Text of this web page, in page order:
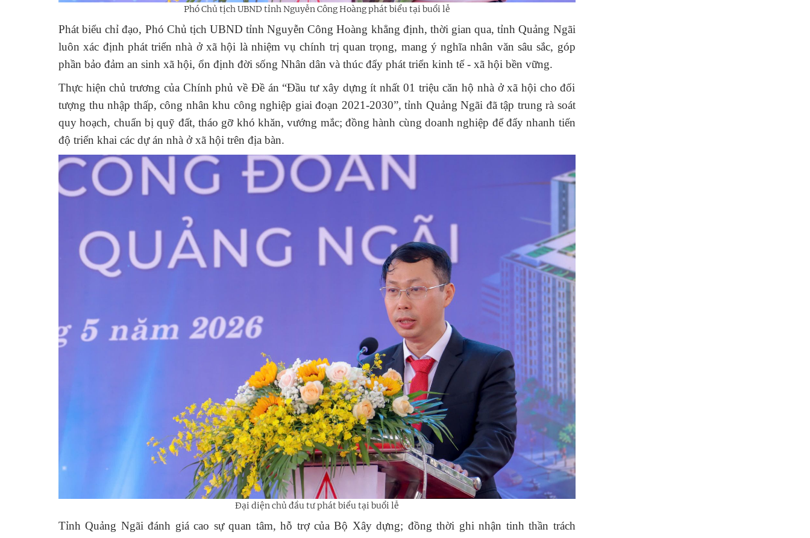
Phó Chủ tịch UBND tỉnh Nguyễn Công Hoàng phát biểu tại buổi lễ
Phát biểu chỉ đạo, Phó Chủ tịch UBND tỉnh Nguyễn Công Hoàng khẳng định, thời gian qua, tỉnh Quảng Ngãi
luôn xác định phát triển nhà ở xã hội là nhiệm vụ chính trị quan trọng, mang ý nghĩa nhân văn sâu sắc, góp
phần bảo đảm an sinh xã hội, ổn định đời sống Nhân dân và thúc đẩy phát triển kinh tế - xã hội bền vững.
Thực hiện chủ trương của Chính phủ về Đề án “Đầu tư xây dựng ít nhất 01 triệu căn hộ nhà ở xã hội cho đối
tượng thu nhập thấp, công nhân khu công nghiệp giai đoạn 2021-2030”, tỉnh Quảng Ngãi đã tập trung rà soát
quy hoạch, chuẩn bị quỹ đất, tháo gỡ khó khăn, vướng mắc; đồng hành cùng doanh nghiệp để đẩy nhanh tiến
độ triển khai các dự án nhà ở xã hội trên địa bàn.
Đại diện chủ đầu tư phát biểu tại buổi lễ
Tỉnh Quảng Ngãi đánh giá cao sự quan tâm, hỗ trợ của Bộ Xây dựng; đồng thời ghi nhận tinh thần trách